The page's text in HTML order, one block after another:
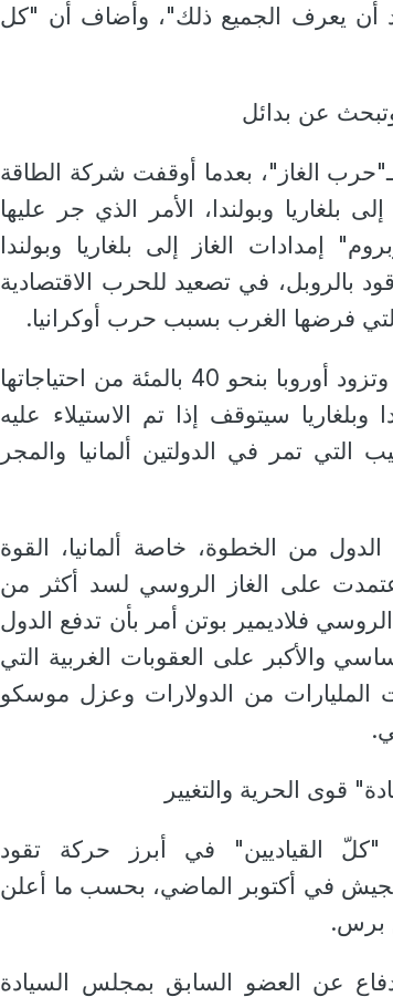
أن يعرف الجميع ذلك"، وأضاف أن "كل
عن بدائل
الغاز"، بعدما أوقفت شركة الطاقة
بلغاريا وبولندا، الأمر الذي جر عليها
إمدادات الغاز إلى بلغاريا وبولندا
بالروبل، في تصعيد للحرب الاقتصادية
فرضها الغرب بسبب حرب أوكرانيا.
كما حذرت غازبروم، التي تملكها روسيا وتزود أوروبا بنحو 40 بالمئة من احتياجاتها
سيتوقف إذا تم الاستيلاء عليه
التي تمر في الدولتين ألمانيا والمجر
من الخطوة، خاصة ألمانيا، القوة
اعتمدت على الغاز الروسي لسد أكثر من
وكان الرئيس الروسي فلاديمير بوتن أمر بأن تدفع الدول
والأكبر على العقوبات الغربية التي
من الدولارات وعزل موسكو
قوى الحرية والتغيير
القياديين" في أبرز حركة تقود
في أكتوبر الماضي، بحسب ما أعلن
برس.
عن العضو السابق بمجلس السيادة